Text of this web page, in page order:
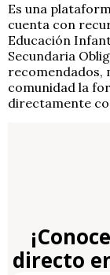
Es una
cuenta con
Educación
Secundaria
recomendados,
comunidad la
directamente
directo